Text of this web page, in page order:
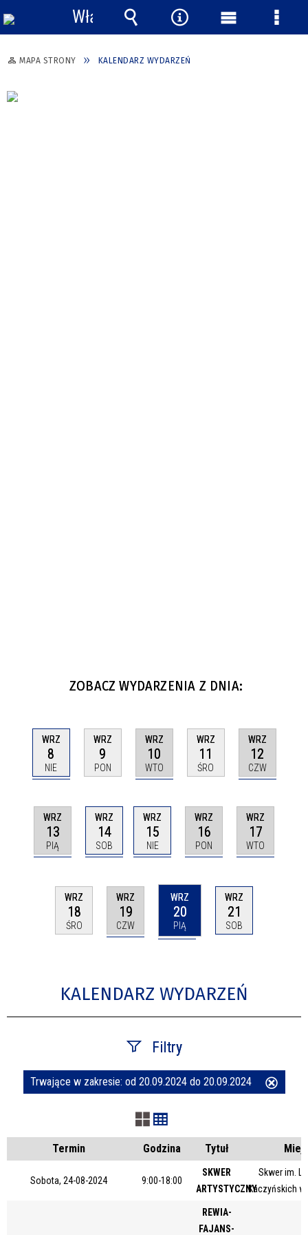
MAPA STRONY KALENDARZ WYDARZEŃ
ZOBACZ WYDARZENIA Z DNIA:
WRZ
8
NIE
WRZ
9
PON
WRZ
10
WTO
WRZ
11
ŚRO
WRZ
12
CZW
WRZ
13
PIĄ
WRZ
14
SOB
WRZ
15
NIE
WRZ
16
PON
WRZ
17
WTO
WRZ
18
ŚRO
WRZ
19
CZW
WRZ
20
PIĄ
WRZ
21
SOB
KALENDARZ WYDARZEŃ
Filtry
Szukana fraza
Kategoria
Trwające w zakresie: od 20.09.2024 do 20.09.2024
Termin Godzina Tytuł
Sobota, 24-08-2024 9:00-18:00
SKWER
ARTYSTYCZNY
Skwer im.
Kaczyńskich
REWIA-
FAJANS-
Włącz
powiadomienia
Wyszukiwarka
Narzędzia
Menu Menu